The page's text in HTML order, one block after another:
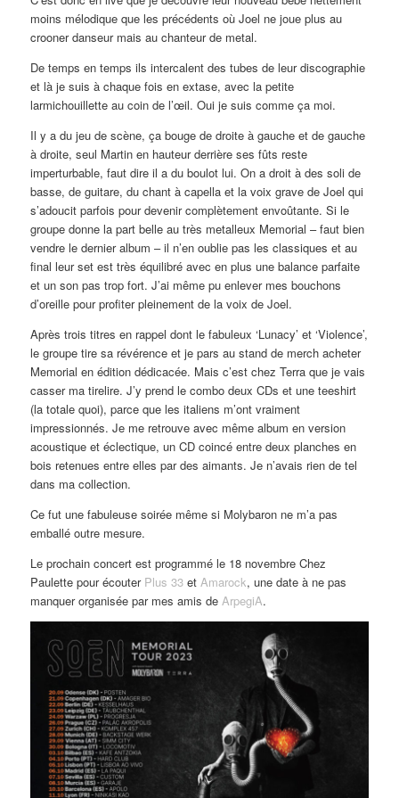
moins mélodique que les précédents où Joel ne joue plus au
crooner danseur mais au chanteur de metal.
De temps en temps ils intercalent des tubes de leur discographie
et là je suis à chaque fois en extase, avec la petite
larmichouillette au coin de l’œil. Oui je suis comme ça moi.
Il y a du jeu de scène, ça bouge de droite à gauche et de gauche
à droite, seul Martin en hauteur derrière ses fûts reste
imperturbable, faut dire il a du boulot lui. On a droit à des soli de
basse, de guitare, du chant à capella et la voix grave de Joel qui
s’adoucit parfois pour devenir complètement envoûtante. Si le
groupe donne la part belle au très metalleux Memorial – faut bien
vendre le dernier album – il n’en oublie pas les classiques et au
final leur set est très équilibré avec en plus une balance parfaite
et un son pas trop fort. J’ai même pu enlever mes bouchons
d’oreille pour profiter pleinement de la voix de Joel.
Après trois titres en rappel dont le fabuleux ‘Lunacy’ et ‘Violence’,
le groupe tire sa révérence et je pars au stand de merch acheter
Memorial en édition dédicacée. Mais c’est chez Terra que je vais
casser ma tirelire. J’y prend le combo deux CDs et une teeshirt
(la totale quoi), parce que les italiens m’ont vraiment
impressionnés. Je me retrouve avec même album en version
acoustique et éclectique, un CD coincé entre deux planches en
bois retenues entre elles par des aimants. Je n’avais rien de tel
dans ma collection.
Ce fut une fabuleuse soirée même si Molybaron ne m’a pas
emballé outre mesure.
Le prochain concert est programmé le 18 novembre Chez
Paulette pour écouter Plus 33 etAmarock, une date à ne pas
manquer organisée par mes amis deArpegiA.